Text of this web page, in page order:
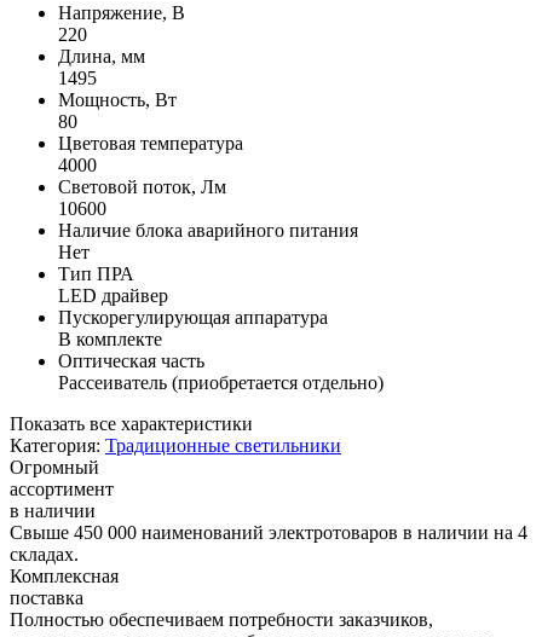
Напряжение, В
220
Длина, мм
1495
Мощность, Вт
80
Цветовая температура
4000
Световой поток, Лм
10600
Наличие блока аварийного питания
Нет
Тип ПРА
LED драйвер
Пускорегулирующая аппаратура
В комплекте
Оптическая часть
Рассеиватель (приобретается отдельно)
Показать все характеристики
Категория: Традиционные светильники
Огромный
ассортимент
в наличии
Свыше 450 000 наименований электротоваров в наличии на 4
складах.
Комплексная
поставка
Полностью обеспечиваем потребности заказчиков,